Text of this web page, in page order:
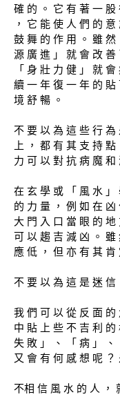
確 的 。 它 有 著 一 股
， 它 能 使 人 們 的
鼓 舞 的 作 用 。 雖
源 廣 進 」 就 會 改 善
「 身 壯 力 健 」 就
續 一 年 復 一 年 的
境 舒 暢 。
不 要 以 為 這 些 行
上 ， 都 有 其 支 持
力 可 以 對 抗 病 魔 和
在 玄 學 或 「 風 水 」
的 力 量 ， 例 如 在
大 門 入 口 當 眼 的
可 以 趨 吉 減 凶 。
應 低 ， 但 亦 有 其 肯
不 要 以 為 這 是 迷 信
我 們 可 以 從 反 面 的
中 貼 上 些 不 吉 利 的
失 敗 」 、 「 病 」
又 會 有 何 感 想 呢 ？
不相 信 風 水 的 人 ，